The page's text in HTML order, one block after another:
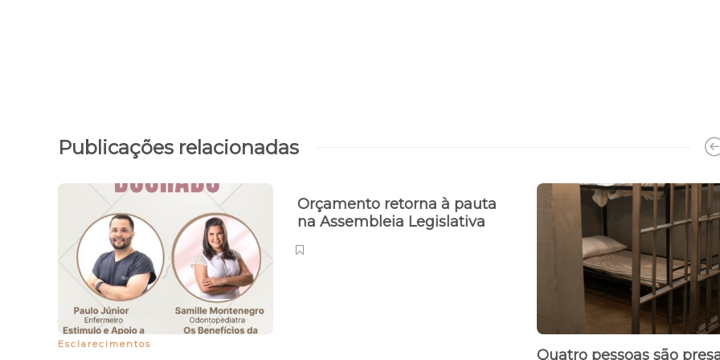
Publicações relacionadas
Esclarecimentos
Orçamento retorna à pauta
na Assembleia Legislativa
Quatro pessoas são